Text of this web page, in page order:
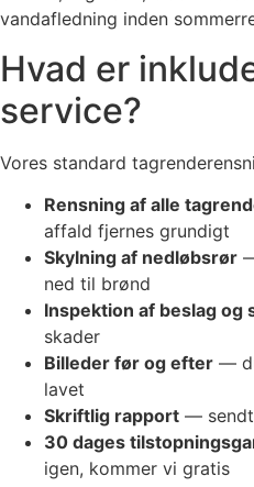
vandafledning inden
Hvad er
service?
Vores standard
Rensning af alle
affald fjernes grundigt
Skylning af nedløbsrør
ned til brønd
Inspektion af beslag og
skader
Billeder før og efter —
lavet
Skriftlig rapport —
30 dages
igen, kommer vi gratis